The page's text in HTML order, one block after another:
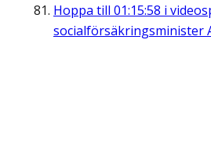
Hoppa till 01:15:58 i
socialförsäkringsminister